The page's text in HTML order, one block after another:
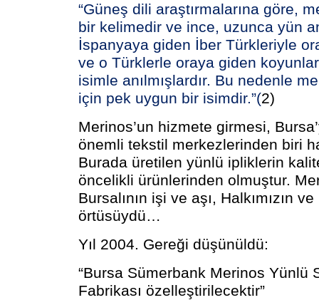
“Güneş dili araştırmalarına göre,
bir kelimedir ve ince, uzunca yün
İspanyaya giden İber Türkleriyle
ve o Türklerle oraya giden
isimle anılmışlardır. Bu nedenle
için pek uygun bir isimdir.”(2)
Merinos’un hizmete girmesi,
önemli tekstil merkezlerinden biri
Burada üretilen yünlü ipliklerin
öncelikli ürünlerinden olmuştur.
Bursalının işi ve aşı, Halkımızın
örtüsüydü…
Yıl 2004. Gereği düşünüldü:
“Bursa Sümerbank Merinos Yünlü
Fabrikası özelleştirilecektir”